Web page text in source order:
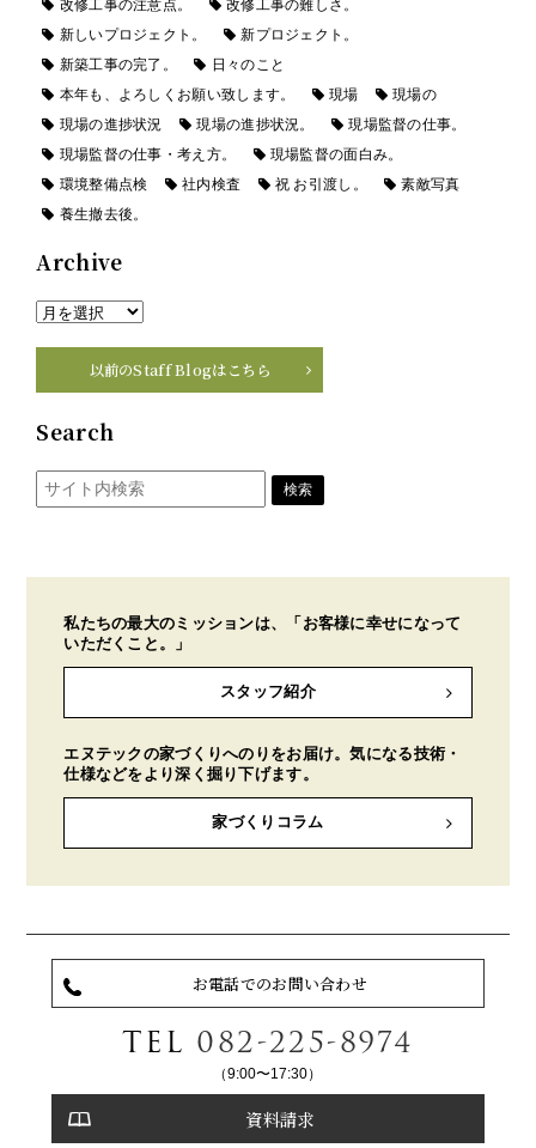
改修工事の注意点。
改修工事の難しさ。
新しいプロジェクト。
新プロジェクト。
新築工事の完了。
日々のこと
本年も、よろしくお願い致します。
現場
現場の
現場の進捗状況
現場の進捗状況。
現場監督の仕事。
現場監督の仕事・考え方。
現場監督の面白み。
環境整備点検
社内検査 祝 お引渡し。
素敵写真
養生撤去後。
Archive
以前のStaff Blogはこちら
Search
私たちの最大のミッションは、「お客様に幸せになって
いただくこと。」
スタッフ紹介
エヌテックの家づくりへのりをお届け。気になる技術・
仕様などをより深く掘り下げます。
家づくりコラム
お電話でのお問い合わせ
TEL 082-225-8974
（9:00〜17:30）
資料請求